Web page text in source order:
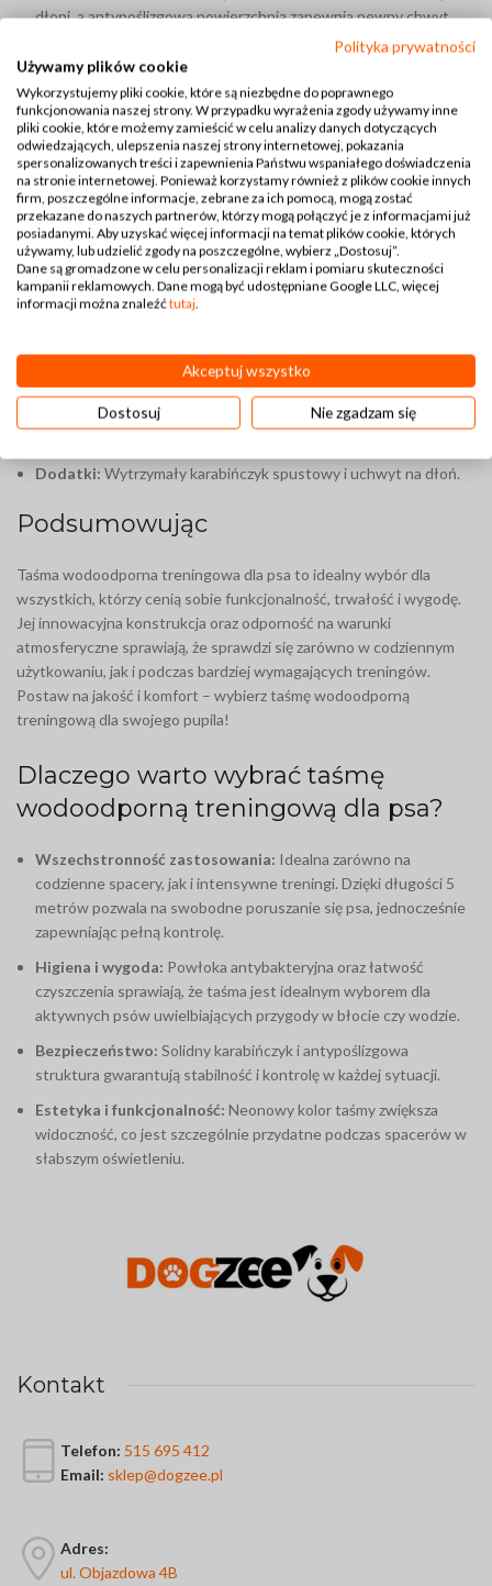
dłoni, a antypoślizgowa powierzchnia zapewnia pewny chwyt.
Antybakteryjna powłoka i łatwość
czyszczenia sprawiają, że taśma zawsze pozostaje w doskonałym
stanie.
Uniwersalność:Dzięki długości 5 metrów i różnym szerokościom
(1.6 cm i 2.5 cm) taśma nadaje się zarówno do treningu, jak i
spacerów.
Cechy szczególne produktu:
Długość:5 metrów.
PVC pokryty TPU – odporność na wodę, brud i
bakterie.
Dodatki: Wytrzymały karabińczyk spustowy i uchwyt na dłoń.
Podsumowując
Taśma wodoodporna treningowa dla psa to idealny wybór dla
wszystkich, którzy cenią sobie funkcjonalność, trwałość i wygodę.
Jej innowacyjna konstrukcja oraz odporność na warunki
atmosferyczne sprawiają, że sprawdzi się zarówno w codziennym
użytkowaniu, jak i podczas bardziej wymagających treningów.
Postaw na jakość i komfort – wybierz taśmę wodoodporną
treningową dla swojego pupila!
Dlaczego warto wybrać taśmę
wodoodporną treningową dla psa?
Wszechstronność zastosowania: Idealna zarówno na
codzienne spacery, jak i intensywne treningi. Dzięki długości 5
metrów pozwala na swobodne poruszanie się psa, jednocześnie
zapewniając pełną kontrolę.
Higiena i wygoda: Powłoka antybakteryjna oraz łatwość
czyszczenia sprawiają, że taśma jest idealnym wyborem dla
aktywnych psów uwielbiających przygody w błocie czy wodzie.
Bezpieczeństwo: Solidny karabińczyk i antypoślizgowa
struktura gwarantują stabilność i kontrolę w każdej sytuacji.
Estetyka i funkcjonalność: Neonowy kolor taśmy zwiększa
widoczność, co jest szczególnie przydatne podczas spacerów w
słabszym oświetleniu.
Kontakt
Telefon: 515 695 412
Email: sklep@dogzee.pl
Adres:
ul. Objazdowa 4B
Polityka prywatności
Używamy plików cookie
Wykorzystujemy pliki cookie, które są niezbędne do poprawnego
funkcjonowania naszej strony. W przypadku wyrażenia zgody używamy inne
pliki cookie, które możemy zamieścić w celu analizy danych dotyczących
odwiedzających, ulepszenia naszej strony internetowej, pokazania
spersonalizowanych treści i zapewnienia Państwu wspaniałego doświadczenia
na stronie internetowej. Ponieważ korzystamy również z plików cookie innych
firm, poszczególne informacje, zebrane za ich pomocą, mogą zostać
przekazane do naszych partnerów, którzy mogą połączyć je z informacjami już
posiadanymi. Aby uzyskać więcej informacji na temat plików cookie, których
używamy, lub udzielić zgody na poszczególne, wybierz „Dostosuj”.
Dane są gromadzone w celu personalizacji reklam i pomiaru skuteczności
kampanii reklamowych. Dane mogą być udostępniane Google LLC, więcej
informacji można znaleźćtutaj.
Akceptuj wszystko
Dostosuj Nie zgadzam się